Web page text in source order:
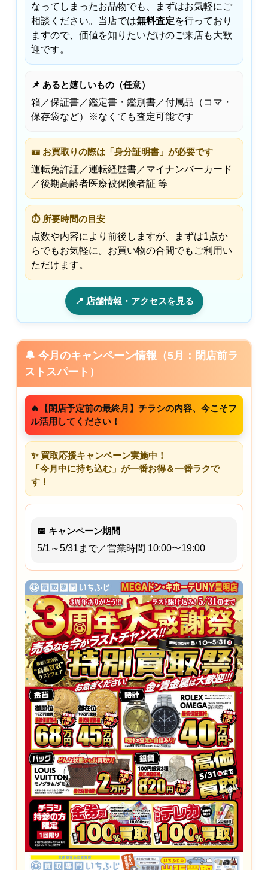
なってしまったお品物でも、まずはお気軽にご
相談ください。当店では無料査定を行っており
ますので、価値を知りたいだけのご来店も大歓
迎です。
📌 あると嬉しいもの（任意）
箱／保証書／鑑定書・鑑別書／付属品（コマ・
保存袋など）※なくても査定可能です
🪪 お買取りの際は「身分証明書」が必要です
運転免許証／運転経歴書／マイナンバーカード
／後期高齢者医療被保険者証 等
⏱ 所要時間の目安
点数や内容により前後しますが、まずは1点か
らでもお気軽に。お買い物の合間でもご利用い
ただけます。
📍 店舗情報・アクセスを見る
🔔 今月のキャンペーン情報（5月：閉店前ラ
ストスパート）
🔥【閉店予定前の最終月】チラシの内容、今こそフ
ル活用してください！
✨ 買取応援キャンペーン実施中！
「今月中に持ち込む」が一番お得＆一番ラクで
す！
📅 キャンペーン期間
5/1～5/31まで／営業時間 10:00〜19:00